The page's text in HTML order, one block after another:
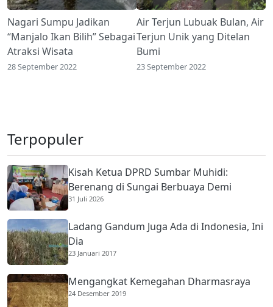
Nagari Sumpu Jadikan
“Manjalo Ikan Bilih” Sebagai
Atraksi Wisata
28 September 2022
Air Terjun Lubuak Bulan, Air
Terjun Unik yang Ditelan
Bumi
23 September 2022
Terpopuler
Kisah Ketua DPRD Sumbar Muhidi:
Berenang di Sungai Berbuaya Demi
Membantu Ekonomi Orang Tua
31 Juli 2026
Ladang Gandum Juga Ada di Indonesia, Ini
Dia
23 Januari 2017
Mengangkat Kemegahan Dharmasraya
24 Desember 2019